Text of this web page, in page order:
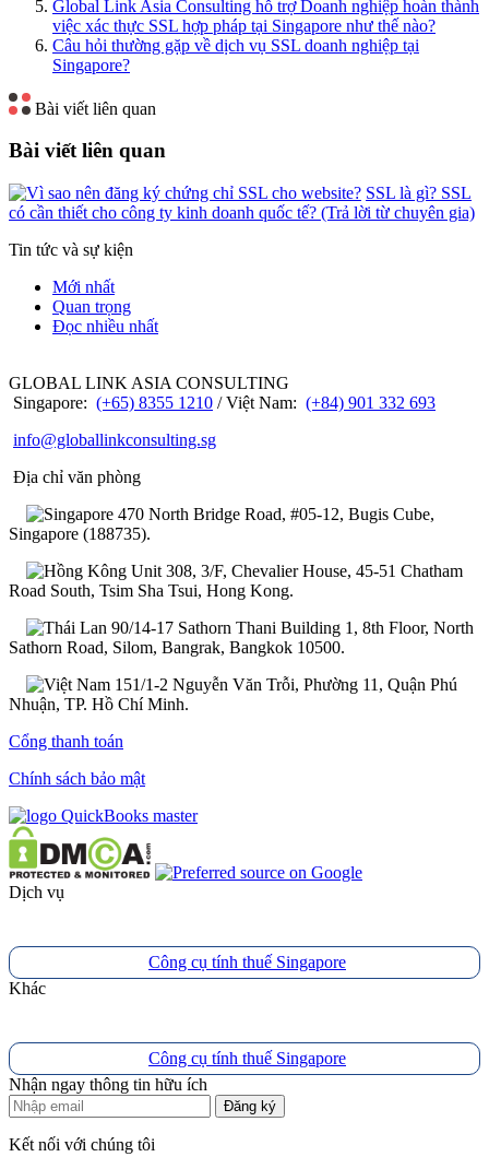
Global Link Asia Consulting hỗ trợ Doanh nghiệp hoàn thành
việc xác thực SSL hợp pháp tại Singapore như thế nào?
Câu hỏi thường gặp về dịch vụ SSL doanh nghiệp tại
Singapore?
Bài viết liên quan
Bài viết liên quan
SSL là gì? SSL
có cần thiết cho công ty kinh doanh quốc tế? (Trả lời từ chuyên gia)
Tin tức và sự kiện
Mới nhất
Quan trọng
Đọc nhiều nhất
GLOBAL LINK ASIA CONSULTING
Singapore: (+65) 8355 1210 / Việt Nam: (+84) 901 332 693
info@globallinkconsulting.sg
Địa chỉ văn phòng
470 North Bridge Road, #05-12, Bugis Cube,
Singapore (188735).
Unit 308, 3/F, Chevalier House, 45-51 Chatham
Road South, Tsim Sha Tsui, Hong Kong.
90/14-17 Sathorn Thani Building 1, 8th Floor, North
Sathorn Road, Silom, Bangrak, Bangkok 10500.
151/1-2 Nguyễn Văn Trỗi, Phường 11, Quận Phú
Nhuận, TP. Hồ Chí Minh.
Cổng thanh toán
Chính sách bảo mật
Dịch vụ
Công cụ tính thuế Singapore
Khác
Công cụ tính thuế Singapore
Nhận ngay thông tin hữu ích
Đăng ký
Kết nối với chúng tôi